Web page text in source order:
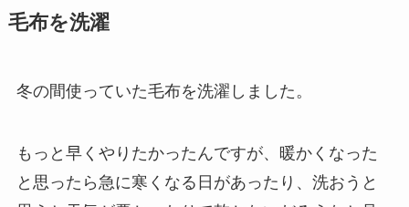
毛布を洗濯
冬の間使っていた毛布を洗濯しました。
もっと早くやりたかったんですが、暖かくなった
と思ったら急に寒くなる日があったり、洗おうと